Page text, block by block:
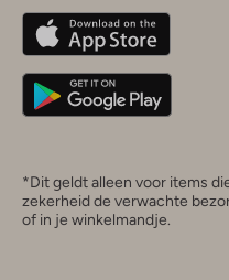
Belgique(Français)
Deutschland
*Dit geldt alleen voor items
zekerheid de verwachte
of in je winkelmandje.